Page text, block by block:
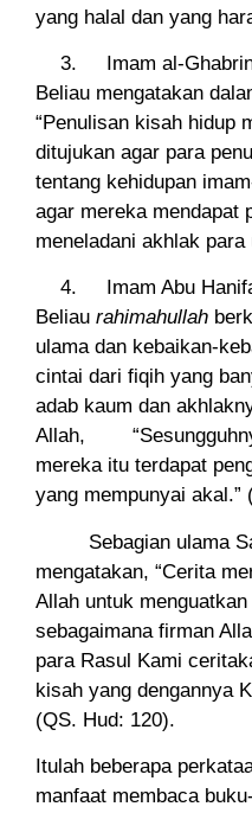
yang halal dan yang
Imam al-
Beliau mengatakan
“Penulisan kisah hidup
ditujukan agar para
tentang kehidupan
agar mereka mendapat
meneladani akhlak para
Imam Abu
Beliau rahimahullah
ulama dan kebaikan-
cintai dari fiqih yang
adab kaum dan
Allah,
mereka itu terdapat
yang mempunyai akal.”
Sebagian ulama
mengatakan, “Cerita
Allah untuk
sebagaimana firman
para Rasul Kami
kisah yang dengannya
(QS. Hud: 120).
Itulah beberapa
manfaat membaca